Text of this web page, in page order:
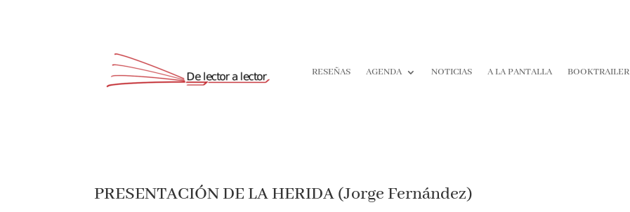
RESEÑAS AGENDA NOTICIAS A LA PANTALLA BOOKTRAILER
PRESENTACIÓN DE LA HERIDA (Jorge Fernández)